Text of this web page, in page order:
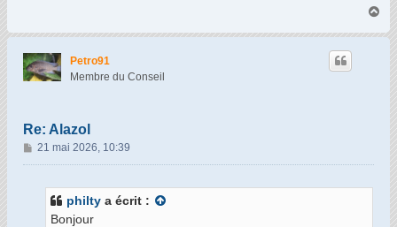
u
Petro91
Membre du Conseil
Re: Alazol
M
e
21 mai 2026, 10:39
philty a écrit :
Bonjour